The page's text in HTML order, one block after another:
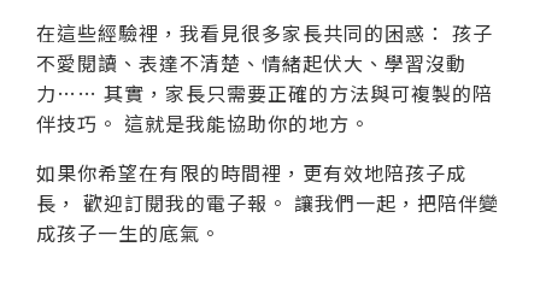
在這些經驗裡，我看見很多家長共同的困惑： 孩子
不愛閱讀、表達不清楚、情緒起伏大、學習沒動
力…… 其實，家長只需要正確的方法與可複製的陪
伴技巧。 這就是我能協助你的地方。
如果你希望在有限的時間裡，更有效地陪孩子成
長， 歡迎訂閱我的電子報。 讓我們一起，把陪伴變
成孩子一生的底氣。